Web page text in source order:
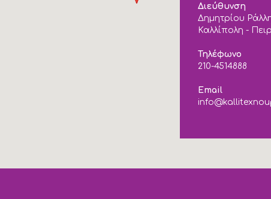
Διεύθυνση
Δημητρίου
Καλλίπολη -
Τηλέφωνο
210-4514888
Email